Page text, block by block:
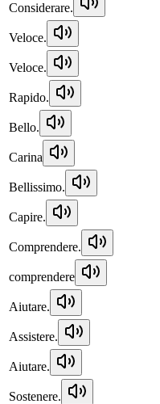
Considerare.
Veloce.
Veloce.
Rapido.
Bello.
Carina
Bellissimo.
Capire.
Comprendere.
comprendere
Aiutare.
Assistere.
Aiutare.
Sostenere.